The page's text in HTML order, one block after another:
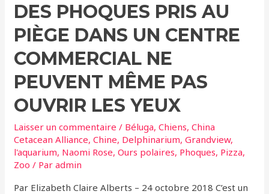
DES PHOQUES PRIS AU
PIÈGE DANS UN CENTRE
COMMERCIAL NE
PEUVENT MÊME PAS
OUVRIR LES YEUX
Laisser un commentaire / Béluga,Chiens,China
Cetacean Alliance,Chine, Delphinarium,Grandview,
l'aquarium, Naomi Rose,Ours polaires, Phoques, Pizza,
Zoo / Paradmin
Par Elizabeth Claire Alberts – 24 octobre 2018 C’est un